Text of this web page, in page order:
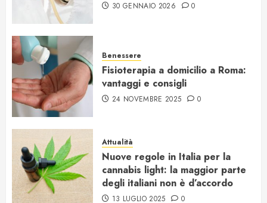
30 GENNAIO 2026 0
Benessere
Fisioterapia a domicilio a Roma:
vantaggi e consigli
24 NOVEMBRE 2025 0
Attualità
Nuove regole in Italia per la
cannabis light: la maggior parte
degli italiani non è d’accordo
13 LUGLIO 2025 0